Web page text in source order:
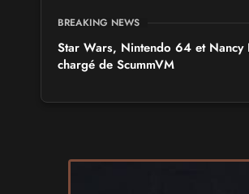
BREAKING NEWS
Star Wars, Nintendo 64 et Nancy
chargé de ScummVM